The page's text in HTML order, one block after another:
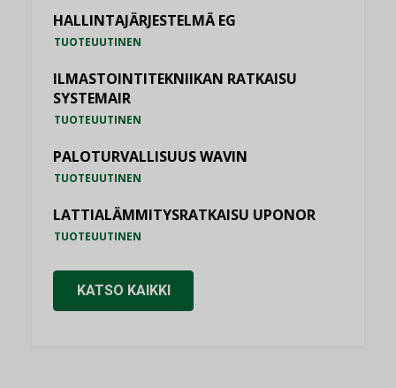
HALLINTAJÄRJESTELMÄ EG
TUOTEUUTINEN
ILMASTOINTITEKNIIKAN RATKAISU
SYSTEMAIR
TUOTEUUTINEN
PALOTURVALLISUUS WAVIN
TUOTEUUTINEN
LATTIALÄMMITYSRATKAISU UPONOR
TUOTEUUTINEN
KATSO KAIKKI